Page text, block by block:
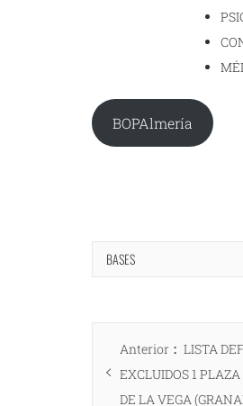
BOPAlmería
BASES
Navegación
de
entradas
Anterior
Entrada
anterior:
LISTA
EXCLUIDOS 1
DE LA VEGA